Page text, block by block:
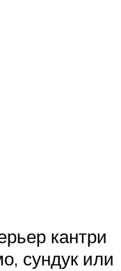
кантри
сундук или